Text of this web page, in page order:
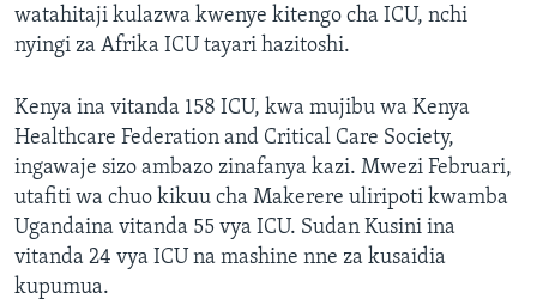
watahitaji kulazwa kwenye kitengo cha ICU, nchi
nyingi za Afrika ICU tayari hazitoshi.
Kenya ina vitanda 158 ICU, kwa mujibu wa Kenya
Healthcare Federation and Critical Care Society,
ingawaje sizo ambazo zinafanya kazi. Mwezi Februari,
utafiti wa chuo kikuu cha Makerere uliripoti kwamba
Ugandaina vitanda 55 vya ICU. Sudan Kusini ina
vitanda 24 vya ICU na mashine nne za kusaidia
kupumua.